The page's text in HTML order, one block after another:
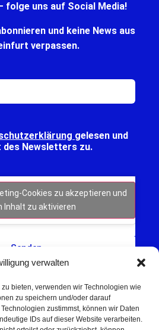
verwalten
bieten, verwenden wir Technologien wie
zu speichern und/oder darauf
zustimmst, können wir Daten
IDs auf dieser Website verarbeiten.
folge uns auf Social Media!
und keine News aus
verpassen.
gelesen und
des Newsletters zu.
Cookies zu akzeptieren und
Inhalt zu aktivieren
Senden